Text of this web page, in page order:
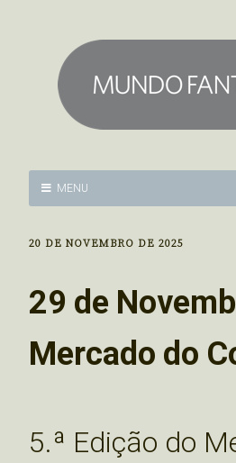
MENU
20 DE NOVEMBRO DE 2025
29 de
Mercado do
5.ª Edição do